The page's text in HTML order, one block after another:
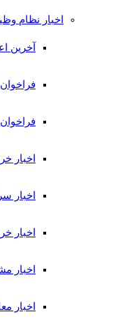
اخبار نظام
آخرین
اخبار
اخبار
اخبار
اخبار
اخبار